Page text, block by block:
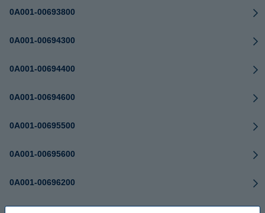
0A001-00693800
0A001-00694300
0A001-00694400
0A001-00694600
0A001-00695500
0A001-00695600
0A001-00696200